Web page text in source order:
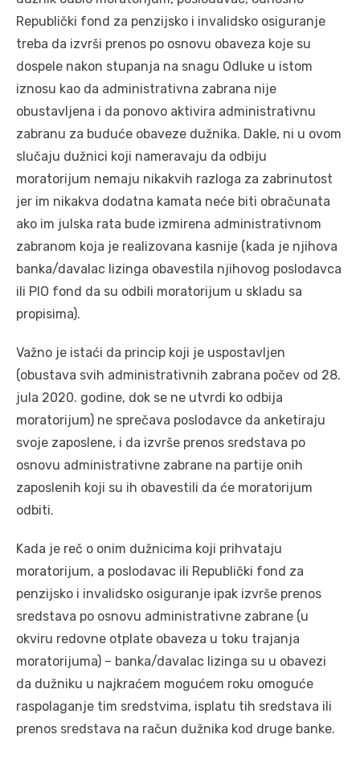
Republički fond za penzijsko i invalidsko osiguranje
treba da izvrši prenos po osnovu obaveza koje su
dospele nakon stupanja na snagu Odluke u istom
iznosu kao da administrativna zabrana nije
obustavljena i da ponovo aktivira administrativnu
zabranu za buduće obaveze dužnika. Dakle, ni u ovom
slučaju dužnici koji nameravaju da odbiju
moratorijum nemaju nikakvih razloga za zabrinutost
jer im nikakva dodatna kamata neće biti obračunata
ako im julska rata bude izmirena administrativnom
zabranom koja je realizovana kasnije (kada je njihova
banka/davalac lizinga obavestila njihovog poslodavca
ili PIO fond da su odbili moratorijum u skladu sa
propisima).
Važno je istaći da princip koji je uspostavljen
(obustava svih administrativnih zabrana počev od 28.
jula 2020. godine, dok se ne utvrdi ko odbija
moratorijum) ne sprečava poslodavce da anketiraju
svoje zaposlene, i da izvrše prenos sredstava po
osnovu administrativne zabrane na partije onih
zaposlenih koji su ih obavestili da će moratorijum
odbiti.
Kada je reč o onim dužnicima koji prihvataju
moratorijum, a poslodavac ili Republički fond za
penzijsko i invalidsko osiguranje ipak izvrše prenos
sredstava po osnovu administrativne zabrane (u
okviru redovne otplate obaveza u toku trajanja
moratorijuma) – banka/davalac lizinga su u obavezi
da dužniku u najkraćem mogućem roku omoguće
raspolaganje tim sredstvima, isplatu tih sredstava ili
prenos sredstava na račun dužnika kod druge banke.